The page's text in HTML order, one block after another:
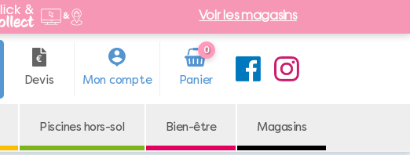
Voir les magasins
Devis Mon compte
0
Arti
cle
Piscines hors-sol Bien-être Magasins